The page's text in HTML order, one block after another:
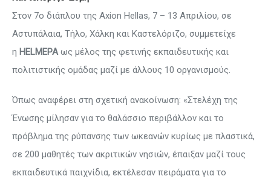
Στον 7ο διάπλου της Axion Hellas, 7 – 13 Απριλίου, σε
Αστυπάλαια, Τήλο, Χάλκη και Καστελόριζο, συμμετείχε
η HELMEPAως μέλος της φετινής εκπαιδευτικής και
πολιτιστικής ομάδας μαζί με άλλους 10 οργανισμούς.
Όπως αναφέρει στη σχετική ανακοίνωση: «Στελέχη της
Ένωσης μίλησαν για το θαλάσσιο περιβάλλον και το
πρόβλημα της ρύπανσης των ωκεανών κυρίως με πλαστικά,
σε 200 μαθητές των ακριτικών νησιών, έπαιξαν μαζί τους
εκπαιδευτικά παιχνίδια, εκτέλεσαν πειράματα για το